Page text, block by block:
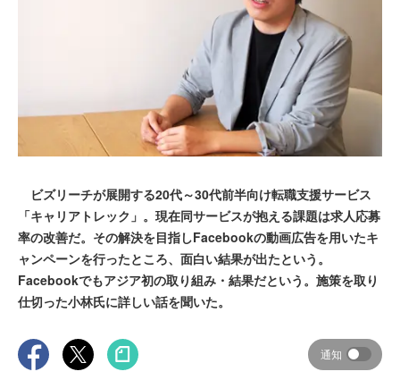
ビズリーチが展開する20代～30代前半向け転職支援サービス
「キャリアトレック」。現在同サービスが抱える課題は求人応募
率の改善だ。その解決を目指しFacebookの動画広告を用いたキ
ャンペーンを行ったところ、面白い結果が出たという。
Facebookでもアジア初の取り組み・結果だという。施策を取り
仕切った小林氏に詳しい話を聞いた。
通知